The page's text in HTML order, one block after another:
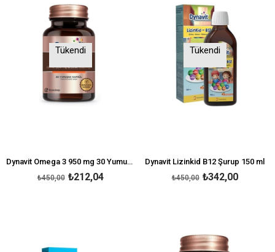
Tükendi
Dynavit Omega 3 950 mg 30 Yumuşak Kapsül
₺212,04
₺450,00
Tükendi
Dynavit Lizinkid B12 Şurup 150 ml
₺342,00
₺450,00